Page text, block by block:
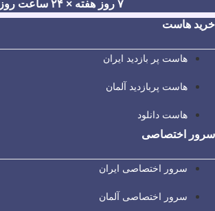
۷ روز هفته × ۲۴ ساعت روز
خرید هاست
هاست پر بازدید ایران
هاست پربازدید آلمان
هاست دانلود
سرور اختصاصی
سرور اختصاصی ایران
سرور اختصاصی آلمان